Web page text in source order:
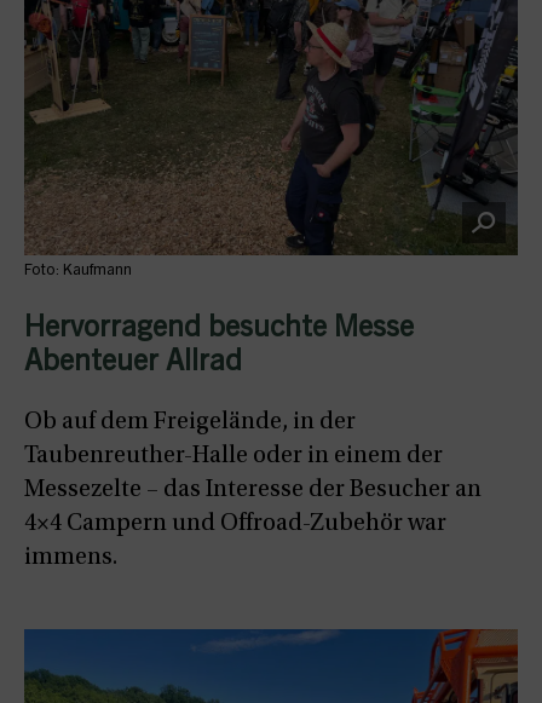
Foto: Kaufmann
Hervorragend besuchte Messe
Abenteuer Allrad
Ob auf dem Freigelände, in der
Taubenreuther-Halle oder in einem der
Messezelte – das Interesse der Besucher an
4×4 Campern und Offroad-Zubehör war
immens.